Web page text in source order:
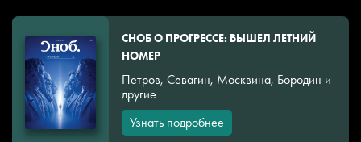
СНОБ О ПРОГРЕССЕ: ВЫШЕЛ ЛЕТНИЙ
НОМЕР
Петров, Севагин, Москвина, Бородин и
другие
Узнать подробнее